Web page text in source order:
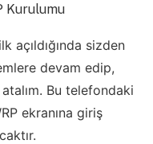
Kurulumu
açıldığında sizden
devam edip,
Bu telefondaki
ekranına giriş